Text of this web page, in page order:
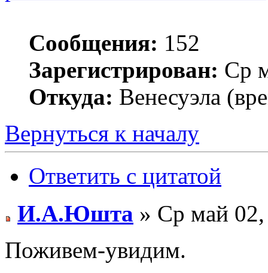
Сообщения: 152
Зарегистрирован: Ср
Откуда: Венесуэла
Вернуться к началу
Ответить с цитатой
И.А.Юшта » Ср май
Поживем-увидим.